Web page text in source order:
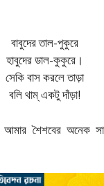
বাবুদের তাল-পুকুরে
হাবুদের ডাল-কুকুরে।
সেকি বাস করলে তাড়া
বলি থাম্ একটু দাঁড়া!
শৈশবের অনেক